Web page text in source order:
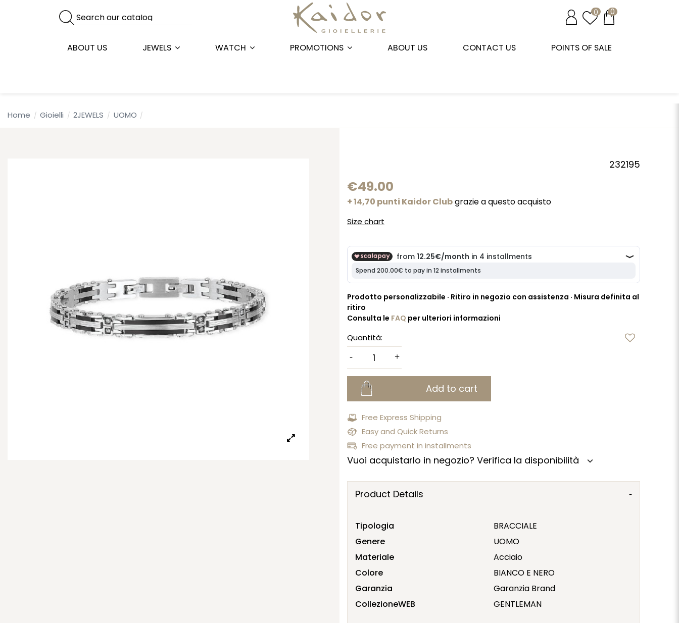
0 0
ABOUT US JEWELS WATCH PROMOTIONS ABOUT US CONTACT US POINTS OF SALE
Home Gioielli 2JEWELS UOMO
232195
€49.00
+ 14,70 punti Kaidor Clubgrazie a questo acquisto
Size chart
Prodotto personalizzabile · Ritiro in negozio con assistenza · Misura definita al
ritiro
Consulta le FAQ per ulteriori informazioni
Quantità:
Add to cart
Free Express Shipping
Easy and Quick Returns
Free payment in installments
Vuoi acquistarlo in negozio? Verifica la disponibilità expand_more
Product Details
Tipologia
BRACCIALE
Genere
UOMO
Materiale
Acciaio
Colore
BIANCO E NERO
Garanzia
Garanzia Brand
CollezioneWEB
GENTLEMAN